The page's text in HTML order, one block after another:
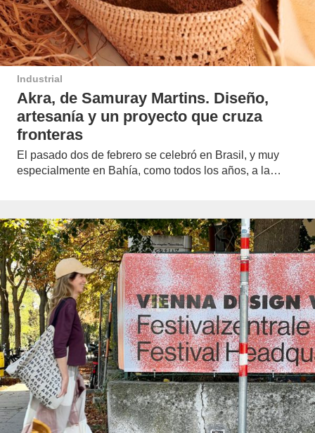
Industrial
Akra, de Samuray Martins. Diseño,
artesanía y un proyecto que cruza
fronteras
El pasado dos de febrero se celebró en Brasil, y muy
especialmente en Bahía, como todos los años, a la…